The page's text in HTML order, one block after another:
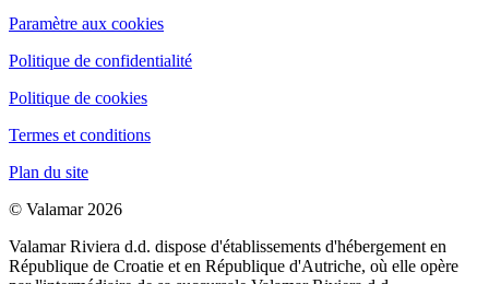
Paramètre aux cookies
Politique de confidentialité
Politique de cookies
Termes et conditions
Plan du site
© Valamar 2026
Valamar Riviera d.d. dispose d'établissements d'hébergement en
République de Croatie et en République d'Autriche, où elle opère